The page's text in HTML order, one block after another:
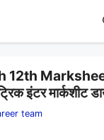
12th
इंटर मार्कशीट
team